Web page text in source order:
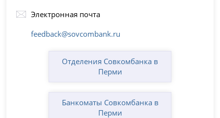
Электронная почта
feedback@sovcombank.ru
Отделения Совкомбанка в
Перми
Банкоматы Совкомбанка в
Перми